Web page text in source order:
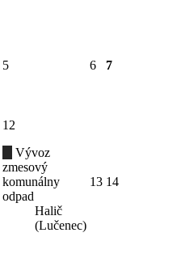
5 6 7
12
Vývoz
zmesový
komunálny
odpad
Halič
(Lučenec)
13 14